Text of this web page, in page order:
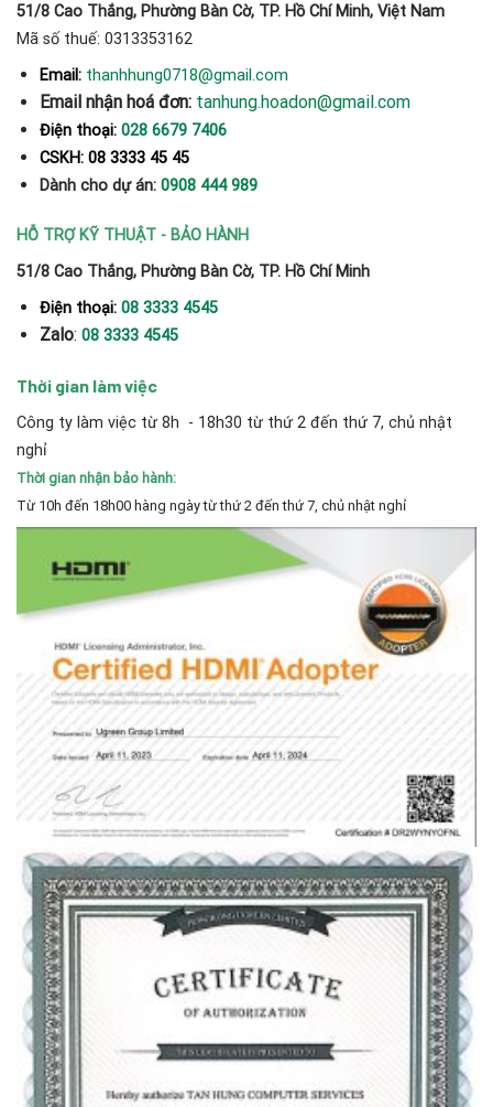
51/8 Cao Thắng, Phường Bàn Cờ, TP. Hồ Chí Minh, Việt Nam
Mã số thuế: 0313353162
Email: thanhhung0718@gmail.com
Email nhận hoá đơn: tanhung.hoadon@gmail.com
Điện thoại: 028 6679 7406
CSKH: 08 3333 45 45
Dành cho dự án: 0908 444 989
HỖ TRỢ KỸ THUẬT - BẢO HÀNH
51/8 Cao Thắng, Phường Bàn Cờ, TP. Hồ Chí Minh
Điện thoại: 08 3333 4545
Zalo: 08 3333 4545
Thời gian làm việc
Công ty làm việc từ 8h - 18h30 từ thứ 2 đến thứ 7, chủ nhật
nghỉ
Thời gian nhận bảo hành:
Từ 10h đến 18h00 hàng ngày từ thứ 2 đến thứ 7, chủ nhật nghỉ